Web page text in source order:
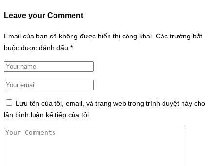
Leave your Comment
Email của bạn sẽ không được hiển thị công khai. Các trường bắt
buộc được đánh dấu *
Lưu tên của tôi, email, và trang web trong trình duyệt này cho
lần bình luận kế tiếp của tôi.